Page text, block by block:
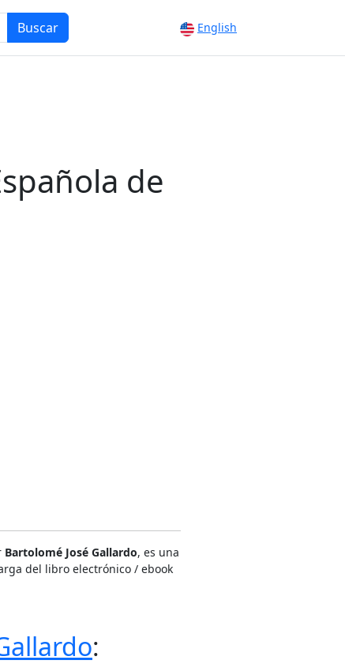
Buscar English
de
Bartolomé José Gallardo, es una
del libro electrónico / ebook
: